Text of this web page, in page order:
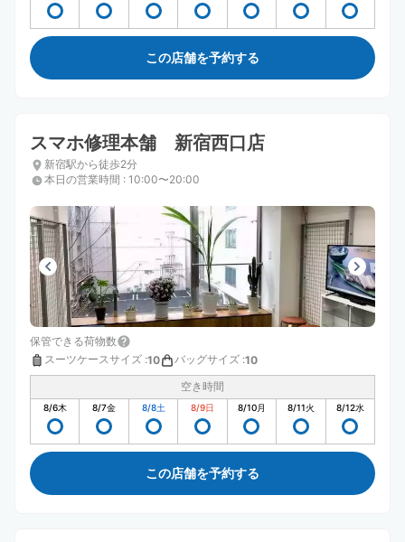
この店舗を予約する
スマホ修理本舗 新宿西口店
新宿駅から徒歩2分
本日の営業時間 : 10:00〜20:00
保管できる荷物数
スーツケースサイズ :10 バッグサイズ :10
空き時間
8/6木 8/7金 8/8土 8/9日 8/10月 8/11火 8/12水
この店舗を予約する